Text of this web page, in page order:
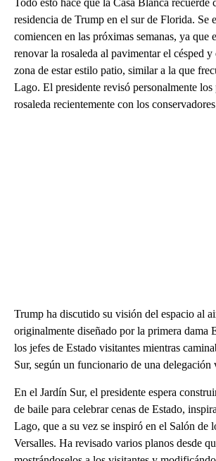
Todo esto hace que la Casa Blanca recuerde
residencia de Trump en el sur de Florida. Se
comiencen en las próximas semanas, ya que
renovar la rosaleda al pavimentar el césped
zona de estar estilo patio, similar a la que
Lago. El presidente revisó personalmente los
rosaleda recientemente con los
Trump ha discutido su visión del espacio al
originalmente diseñado por la primera dama
los jefes de Estado visitantes mientras
Sur, según un funcionario de una delegación
En el Jardín Sur, el presidente espera
de baile para celebrar cenas de Estado,
Lago, que a su vez se inspiró en el Salón de
Versalles. Ha revisado varios planos desde